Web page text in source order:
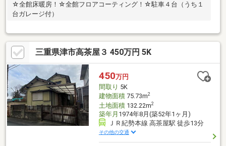
☆全館床暖房！☆全館フロアコーティング！☆駐車４台（うち１
台ガレージ付）
三重県津市高茶屋３ 450万円 5K
450万円
間取り 5K
建物面積75.73m2
土地面積132.22m2
築年月 1974年8月(築52年1ヶ月)
ＪＲ紀勢本線 高茶屋駅 徒歩13分
その他の交通